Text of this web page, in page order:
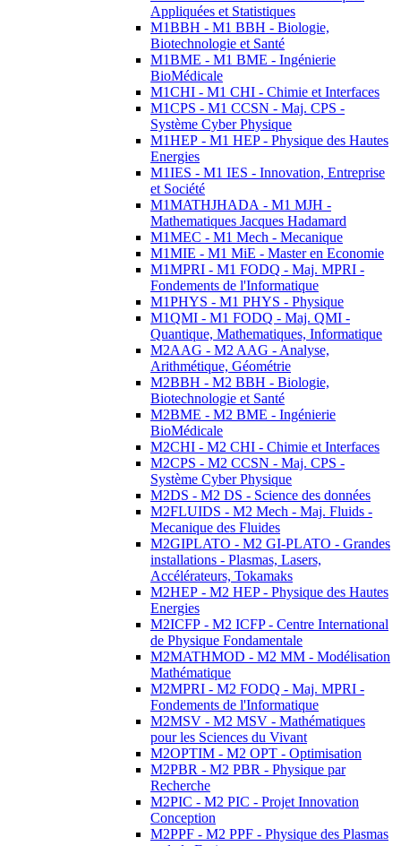
Appliquées et Statistiques
M1BBH - M1 BBH - Biologie,
Biotechnologie et Santé
M1BME - M1 BME - Ingénierie
BioMédicale
M1CHI - M1 CHI - Chimie et Interfaces
M1CPS - M1 CCSN - Maj. CPS -
Système Cyber Physique
M1HEP - M1 HEP - Physique des Hautes
Energies
M1IES - M1 IES - Innovation, Entreprise
et Société
M1MATHJHADA - M1 MJH -
Mathematiques Jacques Hadamard
M1MEC - M1 Mech - Mecanique
M1MIE - M1 MiE - Master en Economie
M1MPRI - M1 FODQ - Maj. MPRI -
Fondements de l'Informatique
M1PHYS - M1 PHYS - Physique
M1QMI - M1 FODQ - Maj. QMI -
Quantique, Mathematiques, Informatique
M2AAG - M2 AAG - Analyse,
Arithmétique, Géométrie
M2BBH - M2 BBH - Biologie,
Biotechnologie et Santé
M2BME - M2 BME - Ingénierie
BioMédicale
M2CHI - M2 CHI - Chimie et Interfaces
M2CPS - M2 CCSN - Maj. CPS -
Système Cyber Physique
M2DS - M2 DS - Science des données
M2FLUIDS - M2 Mech - Maj. Fluids -
Mecanique des Fluides
M2GIPLATO - M2 GI-PLATO - Grandes
installations - Plasmas, Lasers,
Accélérateurs, Tokamaks
M2HEP - M2 HEP - Physique des Hautes
Energies
M2ICFP - M2 ICFP - Centre International
de Physique Fondamentale
M2MATHMOD - M2 MM - Modélisation
Mathématique
M2MPRI - M2 FODQ - Maj. MPRI -
Fondements de l'Informatique
M2MSV - M2 MSV - Mathématiques
pour les Sciences du Vivant
M2OPTIM - M2 OPT - Optimisation
M2PBR - M2 PBR - Physique par
Recherche
M2PIC - M2 PIC - Projet Innovation
Conception
M2PPF - M2 PPF - Physique des Plasmas